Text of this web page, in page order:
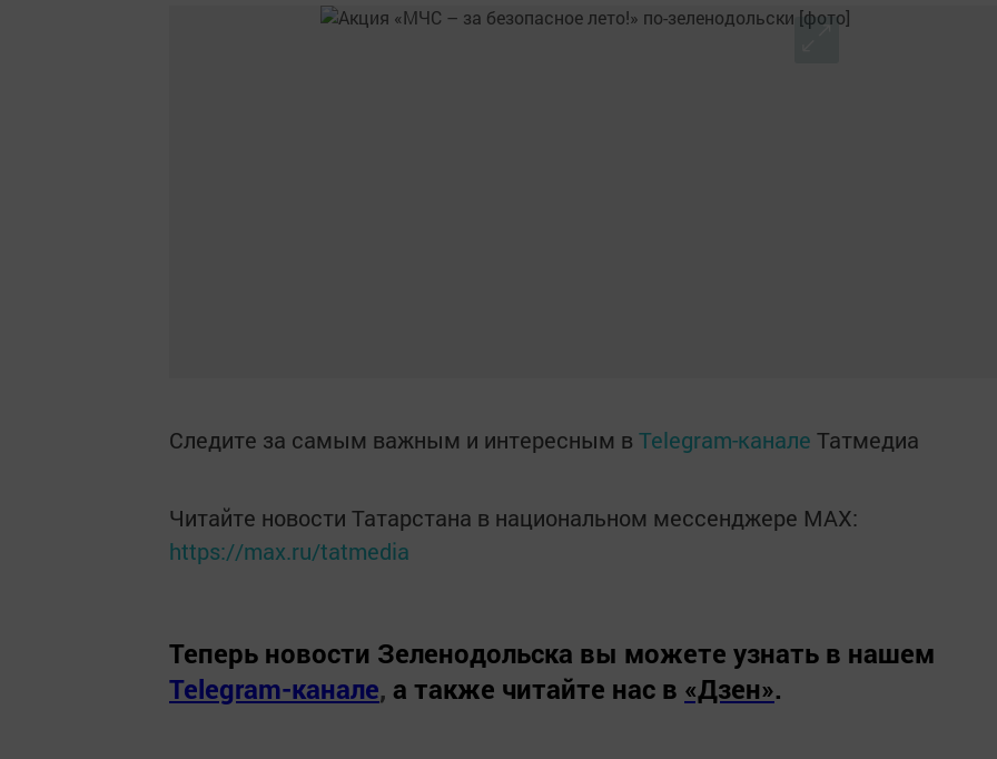
Следите за самым важным и интересным в Telegram-канале Татмедиа
Читайте новости Татарстана в национальном мессенджере MАХ:
https://max.ru/tatmedia
Теперь новости Зеленодольска вы можете узнать в нашем
Telegram-канале, а также читайте нас в «Дзен».